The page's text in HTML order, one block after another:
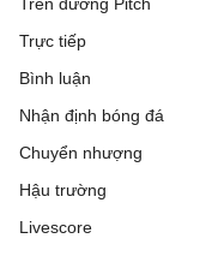
Trực tiếp
Bình luận
Nhận định bóng đá
Chuyển nhượng
Hậu trường
Livescore